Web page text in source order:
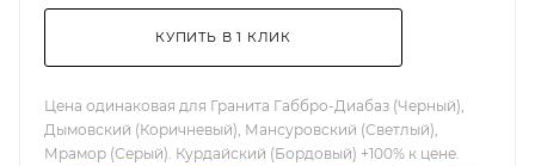
КУПИТЬ В 1 КЛИК
Цена одинаковая для Гранита Габбро-Диабаз (Черный),
Дымовский (Коричневый), Мансуровский (Светлый),
Мрамор (Серый). Курдайский (Бордовый) +100% к цене.